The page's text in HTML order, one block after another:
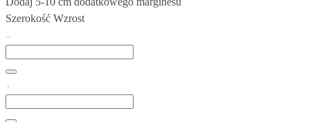
Szerokość Wzrost